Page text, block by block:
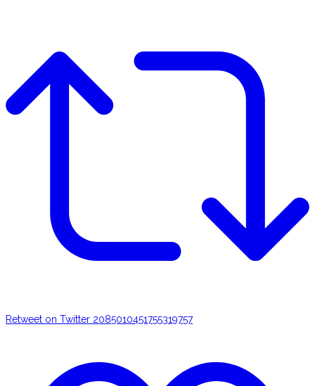
Retweet on Twitter 2085010451755319757